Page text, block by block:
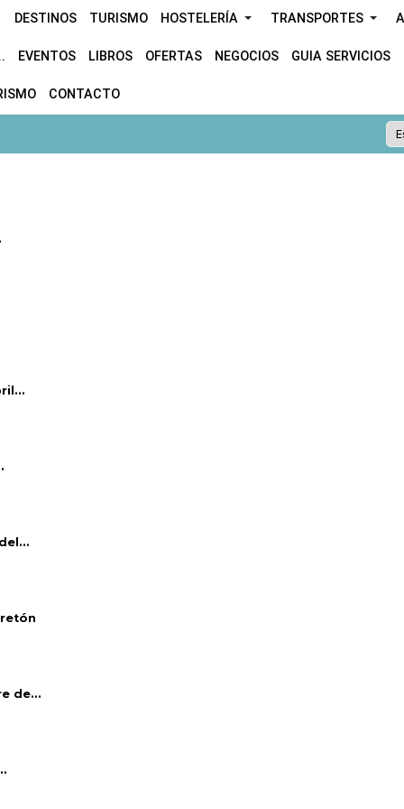
DESTINOS TURISMO HOSTELERÍA TRANSPORTES
EVENTOS LIBROS OFERTAS NEGOCIOS GUIA SERVICIOS
CONTACTO
de...